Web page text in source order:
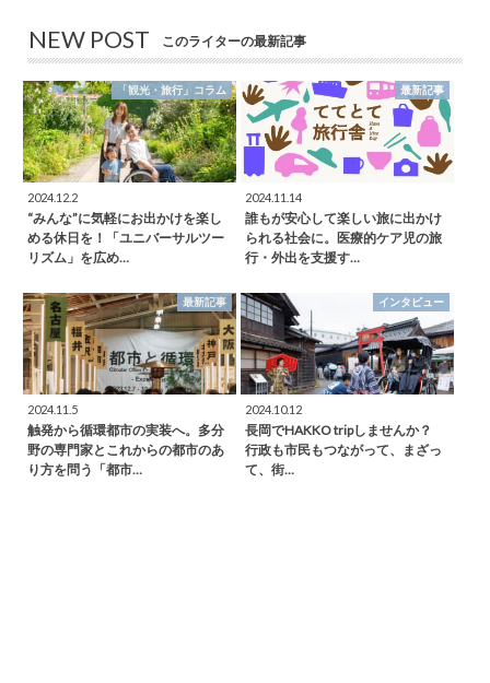
NEW POST このライターの最新記事
「観光・旅行」コラム
2024.12.2
“みんな”に気軽にお出かけを楽し
める休日を！「ユニバーサルツー
リズム」を広め…
最新記事
2024.11.14
誰もが安心して楽しい旅に出かけ
られる社会に。医療的ケア児の旅
行・外出を支援す…
最新記事
2024.11.5
触発から循環都市の実装へ。多分
野の専門家とこれからの都市のあ
り方を問う「都市…
インタビュー
2024.10.12
長岡でHAKKO tripしませんか？
行政も市民もつながって、まざっ
て、街…